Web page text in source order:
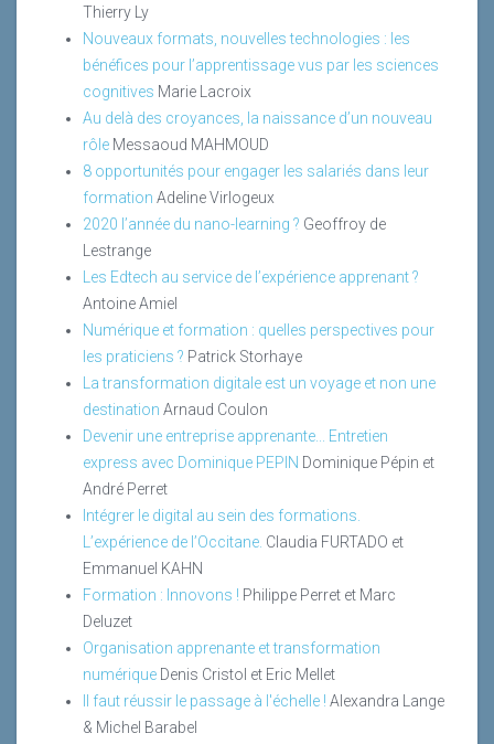
Thierry Ly
Nouveaux formats, nouvelles technologies : les
bénéfices pour l’apprentissage vus par les sciences
cognitives Marie Lacroix
Au delà des croyances, la naissance d’un nouveau
rôle Messaoud MAHMOUD
8 opportunités pour engager les salariés dans leur
formation Adeline Virlogeux
2020 l’année du nano-learning ? Geoffroy de
Lestrange
Les Edtech au service de l’expérience apprenant ?
Antoine Amiel
Numérique et formation : quelles perspectives pour
les praticiens ? Patrick Storhaye
La transformation digitale est un voyage et non une
destination Arnaud Coulon
Devenir une entreprise apprenante... Entretien
express avec Dominique PEPIN Dominique Pépin et
André Perret
Intégrer le digital au sein des formations.
L’expérience de l’Occitane. Claudia FURTADO et
Emmanuel KAHN
Formation : Innovons ! Philippe Perret et Marc
Deluzet
Organisation apprenante et transformation
numérique Denis Cristol et Eric Mellet
Il faut réussir le passage à l'échelle ! Alexandra Lange
& Michel Barabel